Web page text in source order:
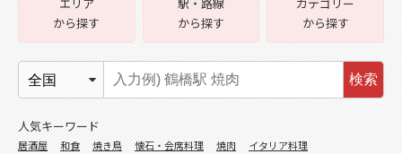
から探す
から探す
から探す
検索
人気キーワード
居酒屋 和食 焼き鳥 懐石・会席料理 焼肉
イタリア料理